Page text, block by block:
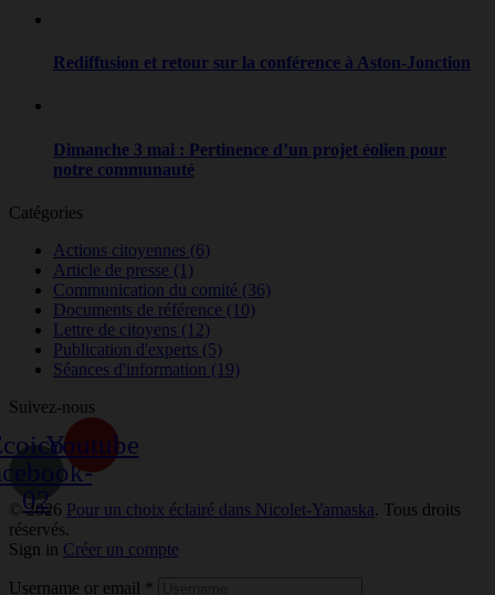
Rediffusion et retour sur la conférence à Aston-Jonction
Dimanche 3 mai : Pertinence d’un projet éolien pour
notre communauté
Catégories
Actions citoyennes (6)
Article de presse (1)
Communication du comité (36)
Documents de référence (10)
Lettre de citoyens (12)
Publication d'experts (5)
Séances d'information (19)
Suivez-nous
02
Youtube
© 2026 Pour un choix éclairé dans Nicolet-Yamaska. Tous droits
réservés.
Sign in Créer un compte
Username or email *